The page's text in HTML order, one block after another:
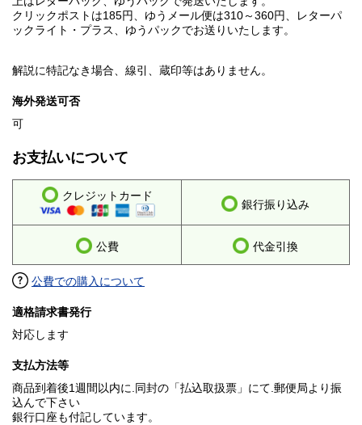
クリックポストは185円、ゆうメール便は310～360円、レターパ
ックライト・プラス、ゆうパックでお送りいたします。
解説に特記なき場合、線引、蔵印等はありません。
海外発送可否
可
お支払いについて
クレジットカード
銀行振り込み
公費 代金引換
公費での購入について
適格請求書発行
対応します
支払方法等
商品到着後1週間以内に.同封の「払込取扱票」にて.郵便局より振
込んで下さい
銀行口座も付記しています。